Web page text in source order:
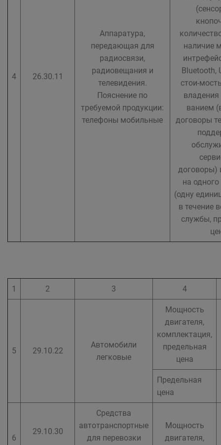
4 26.30.11
Аппаратура,
передающая для
радиосвязи,
радиовещания и
телевидения.
Пояснение по
требуемой продукции:
телефоны мобильные
наличие
Bluetooth,
стои-
ванием
договоры
договоры)
на
(одну
в течение
службы,
1 2 3 4
5 29.10.22
Автомобили
легковые
Мощность
двигателя,
комплектация,
предельная
цена
Предельная
цена
6
29.10.30
Средства
автотранспортные
для перевозки
Мощность
двигателя,